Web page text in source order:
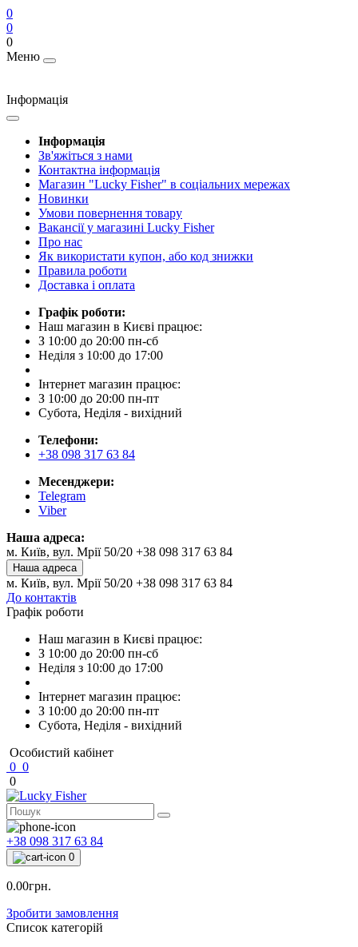
0
0
0
Меню
Інформація
Інформація
Зв'яжіться з нами
Контактна інформація
Магазин "Lucky Fisher" в соціальних мережах
Новинки
Умови повернення товару
Вакансії у магазині Lucky Fisher
Про нас
Як використати купон, або код знижки
Правила роботи
Доставка і оплата
Графік роботи:
Наш магазин в Києві працює:
З 10:00 до 20:00 пн-сб
Неділя з 10:00 до 17:00
Інтернет магазин працює:
З 10:00 до 20:00 пн-пт
Субота, Неділя - вихідний
Телефони:
+38 098 317 63 84
Месенджери:
Telegram
Viber
Наша адреса:
м. Київ, вул. Мрії 50/20 +38 098 317 63 84
Наша адреса
м. Київ, вул. Мрії 50/20 +38 098 317 63 84
До контактів
Графік роботи
Наш магазин в Києві працює:
З 10:00 до 20:00 пн-сб
Неділя з 10:00 до 17:00
Інтернет магазин працює:
З 10:00 до 20:00 пн-пт
Субота, Неділя - вихідний
Особистий кабінет
0 0
0
+38 098 317 63 84
0
0.00грн.
Зробити замовлення
Список категорій